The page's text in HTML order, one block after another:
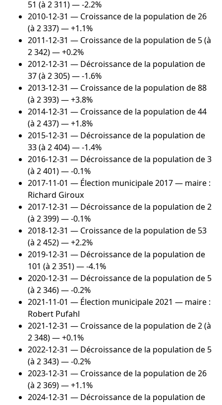
51 (à 2 311) — -2.2%
2010-12-31 — Croissance de la population de 26
(à 2 337) — +1.1%
2011-12-31 — Croissance de la population de 5 (à
2 342) — +0.2%
2012-12-31 — Décroissance de la population de
37 (à 2 305) — -1.6%
2013-12-31 — Croissance de la population de 88
(à 2 393) — +3.8%
2014-12-31 — Croissance de la population de 44
(à 2 437) — +1.8%
2015-12-31 — Décroissance de la population de
33 (à 2 404) — -1.4%
2016-12-31 — Décroissance de la population de 3
(à 2 401) — -0.1%
2017-11-01 — Élection municipale 2017 — maire :
Richard Giroux
2017-12-31 — Décroissance de la population de 2
(à 2 399) — -0.1%
2018-12-31 — Croissance de la population de 53
(à 2 452) — +2.2%
2019-12-31 — Décroissance de la population de
101 (à 2 351) — -4.1%
2020-12-31 — Décroissance de la population de 5
(à 2 346) — -0.2%
2021-11-01 — Élection municipale 2021 — maire :
Robert Pufahl
2021-12-31 — Croissance de la population de 2 (à
2 348) — +0.1%
2022-12-31 — Décroissance de la population de 5
(à 2 343) — -0.2%
2023-12-31 — Croissance de la population de 26
(à 2 369) — +1.1%
2024-12-31 — Décroissance de la population de